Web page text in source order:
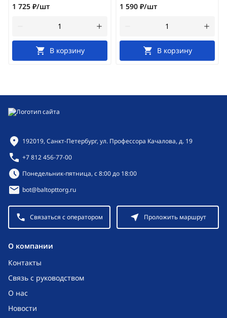
1 725 ₽/шт
В корзину
1 590 ₽/шт
В корзину
O компании
Контакты
Связь с руководством
О нас
Новости
Контактная информация
192019, Санкт-Петербург, ул. Профессора Качалова, д. 19
+7 812 456-77-00
Режим работы:
Понедельник-пятница, с 8:00 до 18:00
bot@baltopttorg.ru
Связаться с оператором Проложить маршрут